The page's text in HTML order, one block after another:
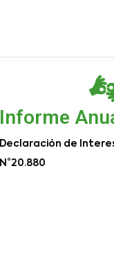
Informe
Declaración de
N°20.880